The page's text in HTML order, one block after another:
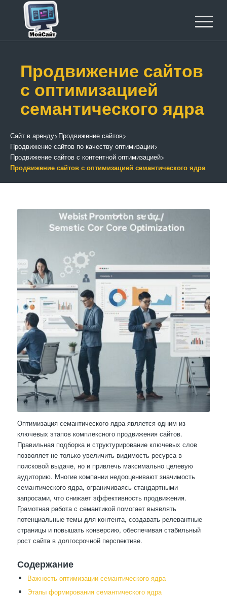
Продвижение сайтов
с оптимизацией
семантического ядра
Сайт в аренду>Продвижение сайтов>
Продвижение сайтов по качеству оптимизации>
Продвижение сайтов с контентной оптимизацией>
Продвижение сайтов с оптимизацией семантического ядра
Оптимизация семантического ядра является одним из
ключевых этапов комплексного продвижения сайтов.
Правильная подборка и структурирование ключевых слов
позволяет не только увеличить видимость ресурса в
поисковой выдаче, но и привлечь максимально целевую
аудиторию. Многие компании недооценивают значимость
семантического ядра, ограничиваясь стандартными
запросами, что снижает эффективность продвижения.
Грамотная работа с семантикой помогает выявлять
потенциальные темы для контента, создавать релевантные
страницы и повышать конверсию, обеспечивая стабильный
рост сайта в долгосрочной перспективе.
Содержание
Важность оптимизации семантического ядра
Этапы формирования семантического ядра